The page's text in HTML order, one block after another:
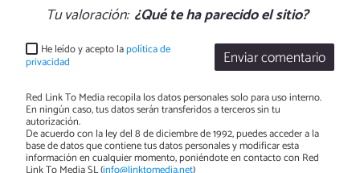
Tu valoración: ¿Qué te ha parecido el sitio?
Enviar comentario
He leído y acepto lapolítica de
privacidad
Red Link To Media recopila los datos personales solo para uso interno.
En ningún caso, tus datos serán transferidos a terceros sin tu
autorización.
De acuerdo con la ley del 8 de diciembre de 1992, puedes acceder a la
base de datos que contiene tus datos personales y modificar esta
información en cualquier momento, poniéndote en contacto con Red